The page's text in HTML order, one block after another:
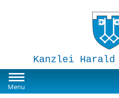
Kanzlei Harald
Menu